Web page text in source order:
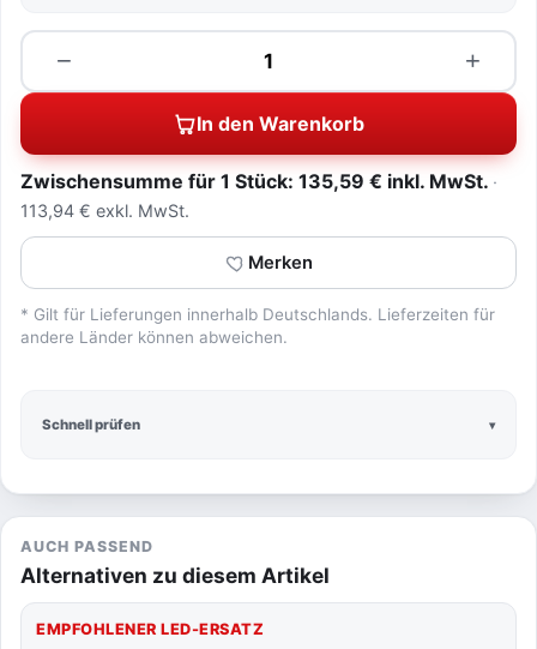
Schnell prüfen
−
Menge +
In den Warenkorb
Zwischensumme für 1 Stück: 135,59 € inkl. MwSt.
113,94 € exkl. MwSt.
Merken
* Gilt für Lieferungen innerhalb Deutschlands. Lieferzeiten für
andere Länder können abweichen.
AUCH PASSEND
Alternativen zu diesem Artikel
EMPFOHLENER LED-ERSATZ